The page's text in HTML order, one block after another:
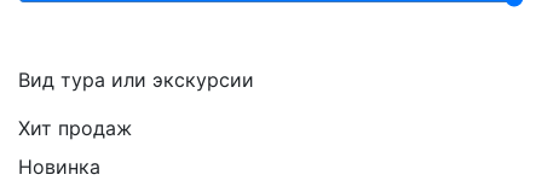
Вид тура или экскурсии
Хит продаж
Новинка